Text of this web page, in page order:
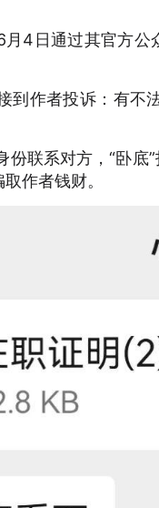
4日通过其官方公
到作者投诉：有
份联系对方，“卧
作者钱财。